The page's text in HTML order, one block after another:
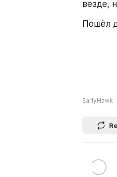
везде,
Пошёл
EarlyHawk